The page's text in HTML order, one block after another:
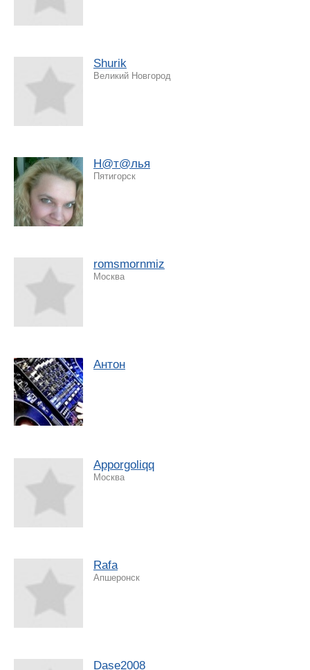
Shurik
Великий Новгород
Н@т@лья
Пятигорск
romsmornmiz
Москва
Антон
Apporgoliqq
Москва
Rafa
Апшеронск
Dase2008